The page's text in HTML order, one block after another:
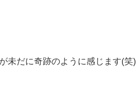
未だに奇跡のように感じます(笑)